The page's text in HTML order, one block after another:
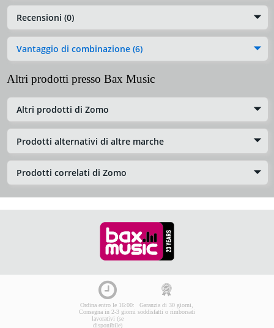
Recensioni (0)
Vantaggio di combinazione (6)
Altri prodotti presso Bax Music
Altri prodotti di Zomo
Prodotti alternativi di altre marche
Prodotti correlati di Zomo
Ordina entro le 16:00:
Consegna in 2-3 giorni
lavorativi (se
disponibile)
Garanzia di 30 giorni,
soddisfatti o rimborsati